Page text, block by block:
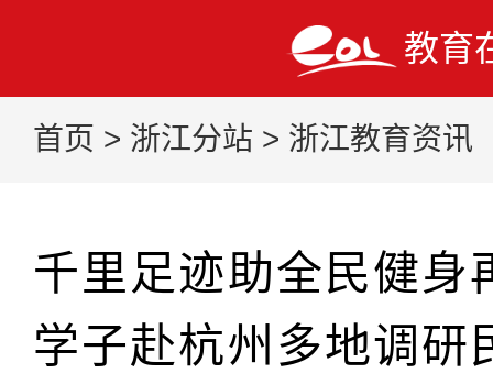
教育
首页 > 浙江分站 > 浙江教育资讯
千里足迹助全民健身
学子赴杭州多地调研